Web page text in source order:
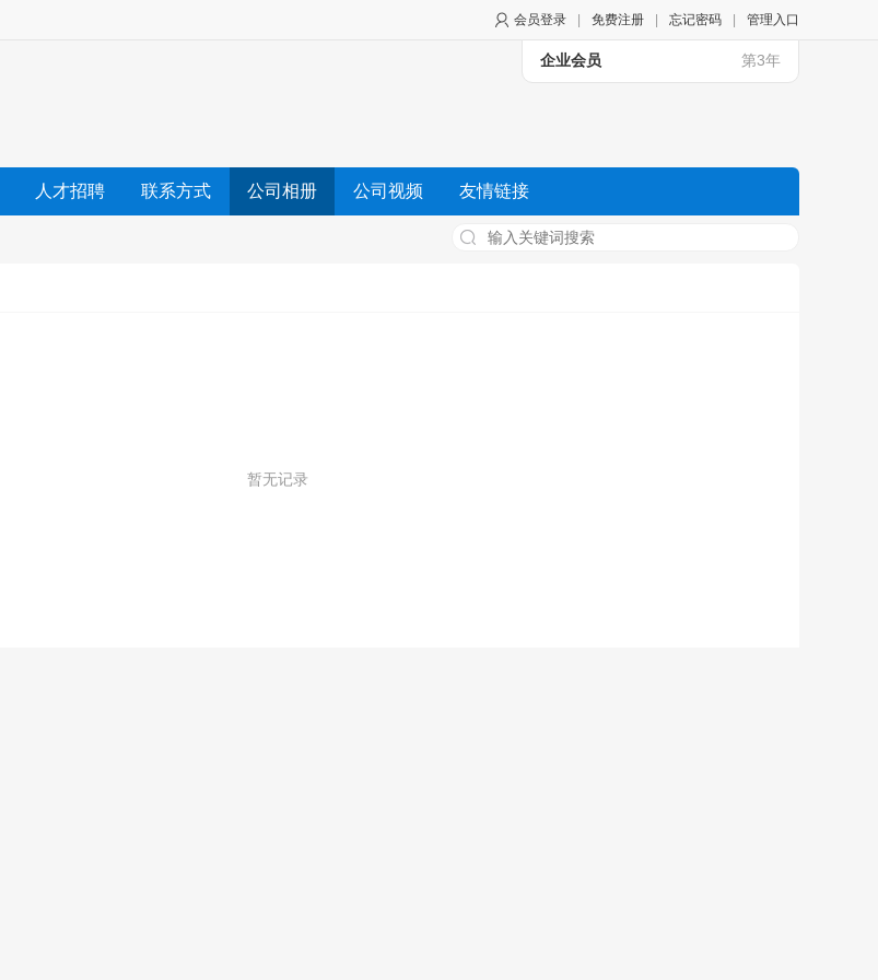
会员登录 免费注册 忘记密码 管理入口
企业会员 第3年
人才招聘 联系方式 公司相册 公司视频 友情链接
暂无记录